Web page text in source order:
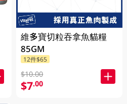
維多寶切粒吞拿魚貓糧
85GM
12件$65
$10.00
$7.00